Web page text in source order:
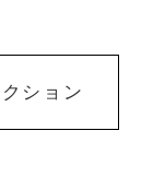
ション